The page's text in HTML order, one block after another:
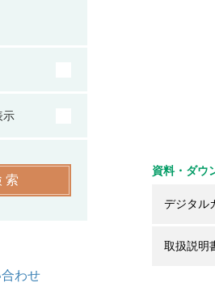
資料・ダウ
デジタル
取扱説明
示
索
わせ